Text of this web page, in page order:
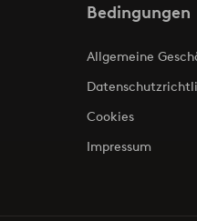
Bedingungen
Allgemeine
Cookies
Impressum